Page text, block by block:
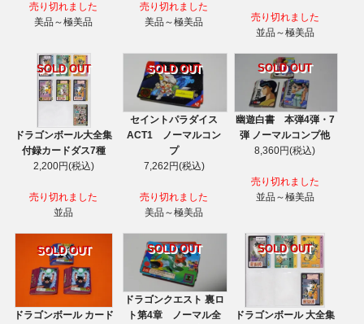
売り切れました
美品～極美品
売り切れました
美品～極美品
売り切れました
並品～極美品
ドラゴンボール大全集
付録カードダス7種
2,200円(税込)
SOLD OUT
売り切れました
並品
セイントパラダイス
ACT1 ノーマルコン
プ
7,262円(税込)
SOLD OUT
売り切れました
美品～極美品
幽遊白書 本弾4弾・7
弾 ノーマルコンプ他
8,360円(税込)
SOLD OUT
売り切れました
並品～極美品
ドラゴンボール カード
SOLD OUT
ドラゴンクエスト 裏ロ
ト第4章 ノーマル全
SOLD OUT
ドラゴンボール 大全集
SOLD OUT